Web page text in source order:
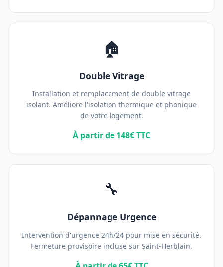
🏠
Double Vitrage
Installation et remplacement de double vitrage
isolant. Améliore l'isolation thermique et phonique
de votre logement.
À partir de 148€ TTC
🔧
Dépannage Urgence
Intervention d'urgence 24h/24 pour mise en sécurité.
Fermeture provisoire incluse sur Saint-Herblain.